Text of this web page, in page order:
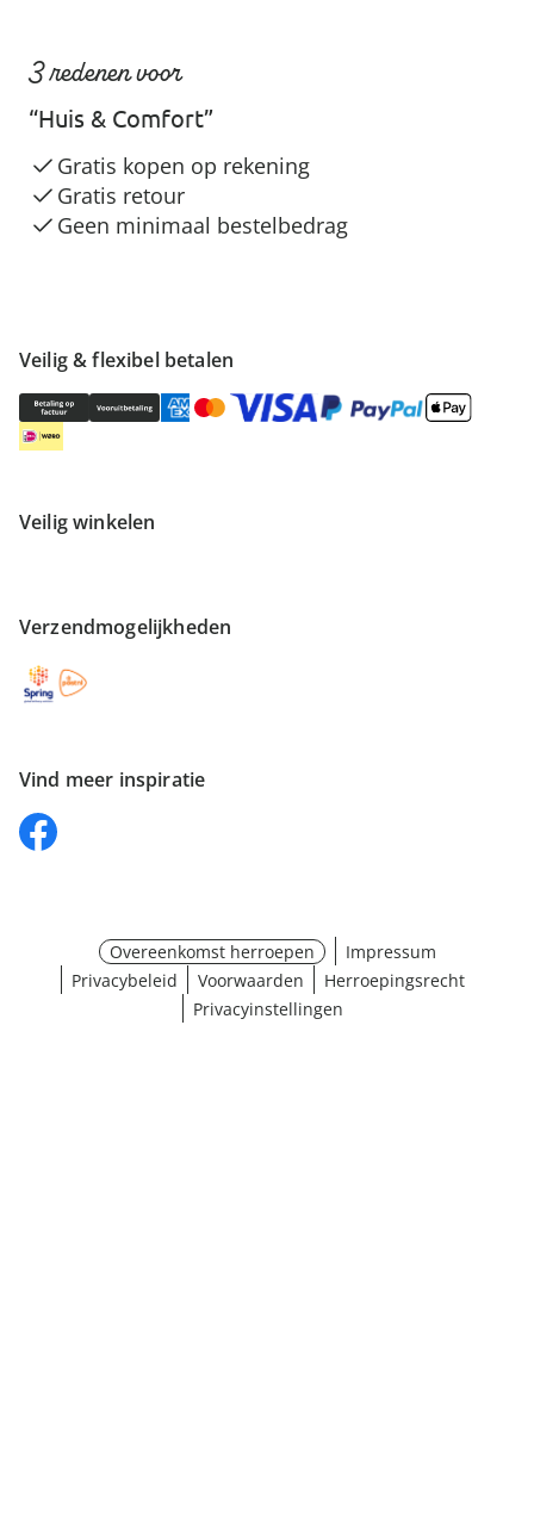
Veilig & flexibel betalen
Veilig winkelen
Verzendmogelijkheden
Vind meer inspiratie
3 redenen voor
“Huis & Comfort”
Gratis kopen op rekening
Gratis retour
Geen minimaal bestelbedrag
Overeenkomst herroepen
Impressum
Privacybeleid
Voorwaarden
Herroepingsrecht
Privacyinstellingen